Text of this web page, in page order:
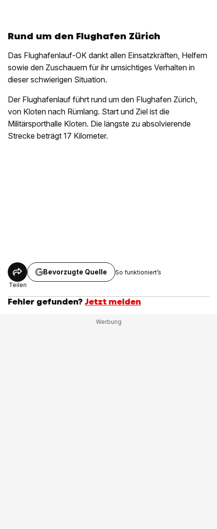
Rund um den Flughafen Zürich
Das Flughafenlauf-OK dankt allen Einsatzkräften, Helfern
sowie den Zuschauern für ihr umsichtiges Verhalten in
dieser schwierigen Situation.
Der Flughafenlauf führt rund um den Flughafen Zürich,
von Kloten nach Rümlang. Start und Ziel ist die
Militärsporthalle Kloten. Die längste zu absolvierende
Strecke beträgt 17 Kilometer.
Teilen
Bevorzugte Quelle So funktioniert’s
Fehler gefunden? Jetzt melden